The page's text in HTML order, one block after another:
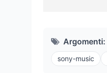
Argomenti:
sony-music